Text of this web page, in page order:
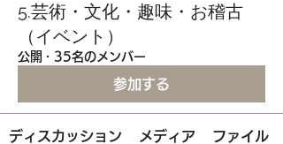
5.芸術・文化・趣味・お稽古
（イベント）
公開 · 35名のメンバー
参加する
ディスカッション メディア ファイル